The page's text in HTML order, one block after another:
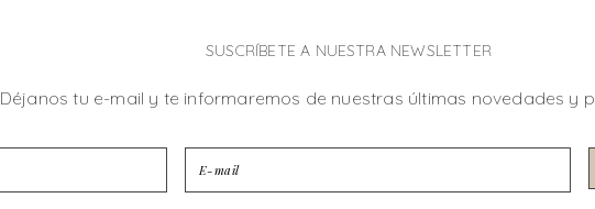
SUSCRÍBETE A NUESTRA NEWSLETTER
Déjanos tu e-mail y te informaremos de nuestras últimas novedades y